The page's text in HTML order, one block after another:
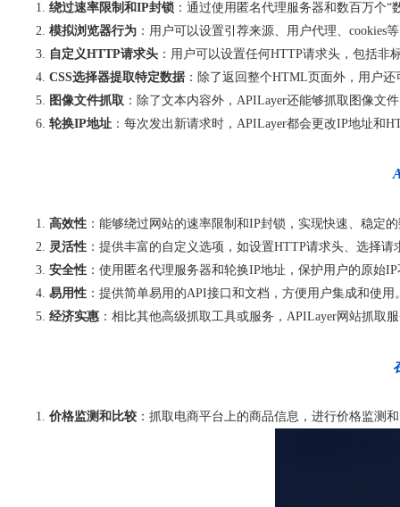
绕过速率限制和IP封锁 ：通过使用匿名代理服务器和数百万个
模拟浏览器行为 ：用户可以设置引荐来源、用户代理、
自定义HTTP请求头 ：用户可以设置任何HTTP请求头，包括
CSS选择器提取特定数据 ：除了返回整个HTML页面外，用户
图像文件抓取 ：除了文本内容外，APILayer还能够抓取图像文
轮换IP地址 ：每次发出新请求时，APILayer都会更改IP地址和
高效性 ：能够绕过网站的速率限制和IP封锁，实现快速、稳定
灵活性 ：提供丰富的自定义选项，如设置HTTP请求头、选择
安全性 ：使用匿名代理服务器和轮换IP地址，保护用户的原始
易用性 ：提供简单易用的API接口和文档，方便用户集成和使用
经济实惠 ：相比其他高级抓取工具或服务，APILayer网站抓取
价格监测和比较 ：抓取电商平台上的商品信息，进行价格监测